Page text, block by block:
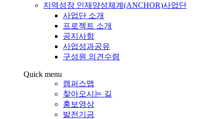
지역성장 인재양성체계(ANCHOR)사업단
사업단 소개
프로젝트 소개
공지사항
사업성과공유
구성원 의견수렴
Quick menu
캠퍼스맵
찾아오시는 길
홍보영상
발전기금